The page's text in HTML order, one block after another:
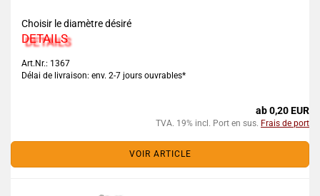
Choisir le diamètre désiré
DETAILS
Art.Nr.: 1367
Délai de livraison: env. 2-7 jours ouvrables*
ab 0,20 EUR
TVA. 19% incl. Port en sus. Frais de port
VOIR ARTICLE